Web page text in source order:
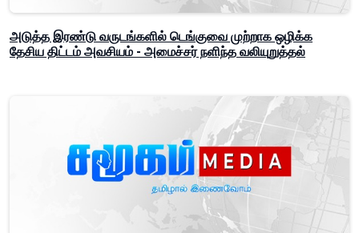
அடுத்த இரண்டு வருடங்களில் டெங்குவை முற்றாக ஒழிக்க
தேசிய திட்டம் அவசியம் - அமைச்சர் நளிந்த வலியுறுத்தல்